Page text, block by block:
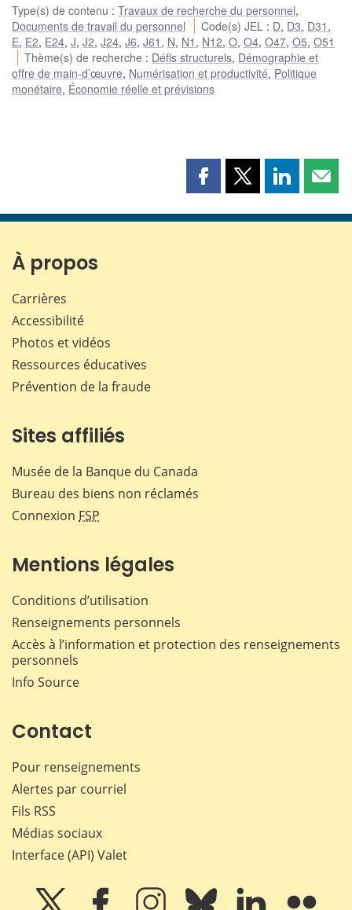
Type(s) de contenu : Travaux de recherche du personnel,
Documents de travail du personnel
Code(s) JEL : D, D3, D31 ,
E, E2, E24, J, J2, J24, J6, J61 , N, N1 , N12, O, O4, O47, O5, O51
Thème(s) de recherche : Défis structurels, Démographie et
offre de main-d’œuvre, Numérisation et productivité, Politique
monétaire, Économie réelle et prévisions
Partager
page
Partager
page
Partager
page page
À propos
Carrières
Accessibilité
Photos et vidéos
Ressources éducatives
Prévention de la fraude
Sites affiliés
Musée de la Banque du Canada
Bureau des biens non réclamés
Connexion FSP
Mentions légales
Conditions d’utilisation
Renseignements personnels
Accès à l’information et protection des renseignements
personnels
Info Source
Contact
Pour renseignements
Alertes par courriel
Fils RSS
Médias sociaux
Interface (API) Valet